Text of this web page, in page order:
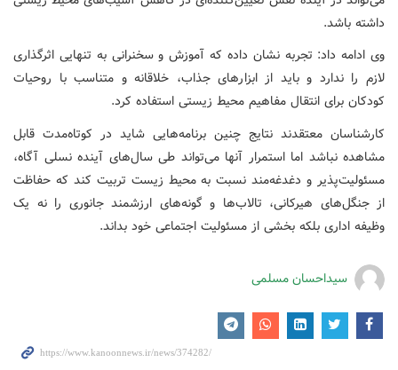
داشته باشد.
وی ادامه داد: تجربه نشان داده که آموزش و سخنرانی به تنهایی اثرگذاری
لازم را ندارد و باید از ابزارهای جذاب، خلاقانه و متناسب با روحیات
کودکان برای انتقال مفاهیم محیط زیستی استفاده کرد.
کارشناسان معتقدند نتایج چنین برنامه‌هایی شاید در کوتاه‌مدت قابل
مشاهده نباشد اما استمرار آنها می‌تواند طی سال‌های آینده نسلی آگاه،
مسئولیت‌پذیر و دغدغه‌مند نسبت به محیط زیست تربیت کند که حفاظت
از جنگل‌های هیرکانی، تالاب‌ها و گونه‌های ارزشمند جانوری را نه یک
وظیفه اداری بلکه بخشی از مسئولیت اجتماعی خود بداند.
سیداحسان مسلمی